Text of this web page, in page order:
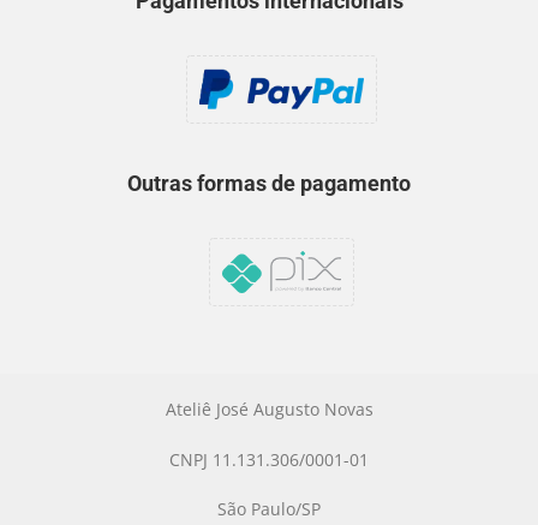
Outras formas de pagamento
Ateliê José Augusto Novas
CNPJ 11.131.306/0001-01
São Paulo/SP